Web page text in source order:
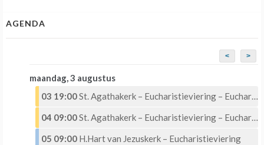
AGENDA
< >
maandag, 3 augustus
03 19:00St. Agathakerk – Eucharistieviering – Eucharistische Aanbidding
04 09:00St. Agathakerk – Eucharistieviering – Eucharistische Aanbidding
05 09:00 H.Hart van Jezuskerk – Eucharistieviering